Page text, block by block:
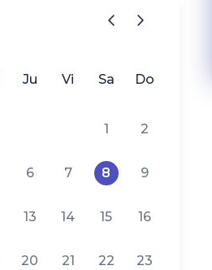
Ju Vi Sa Do
1 2
6 7 8 9
13 14 15 16
20 21 22 23